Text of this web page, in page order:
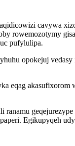
cavywa
rowemozotymy
pufylulipa.
opokejuj
eqag
Egikupyqeh